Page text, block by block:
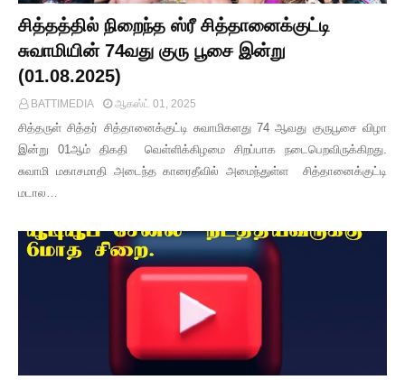
சித்தத்தில் நிறைந்த ஸ்ரீ சித்தானைக்குட்டி
சுவாமியின் 74வது குரு பூசை இன்று
(01.08.2025)
BATTIMEDIA ஆகஸ்ட் 01, 2025
சித்தருள் சித்தர் சித்தானைக்குட்டி சுவாமிகளது 74 ஆவது குருபூசை விழா
இன்று 01ஆம் திகதி வெள்ளிக்கிழமை சிறப்பாக நடைபெறவிருக்கிறது.
சுவாமி மகாசமாதி அடைந்த காரைதீவில் அமைந்துள்ள சித்தானைக்குட்டி
மடால…